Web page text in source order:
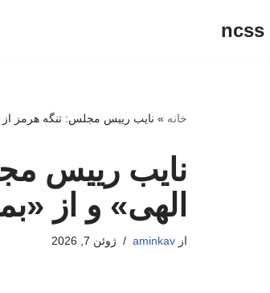
خانه » نایب رییس مجلس: تنگه هرمز
نایب رییس
الهی» و از
ازaminkav ژوئن 7, 2026